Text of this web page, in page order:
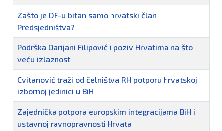
Zašto je DF-u bitan samo hrvatski član
Predsjedništva?
Podrška Darijani Filipović i poziv Hrvatima na što
veću izlaznost
Cvitanović traži od čelništva RH potporu hrvatskoj
izbornoj jedinici u BiH
Zajednička potpora europskim integracijama BiH i
ustavnoj ravnopravnosti Hrvata